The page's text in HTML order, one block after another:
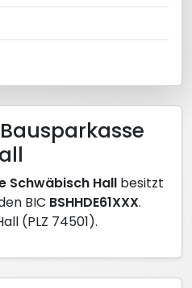
Schwäbisch Hall besitzt
BIC BSHHDE61XXX.
(PLZ 74501).